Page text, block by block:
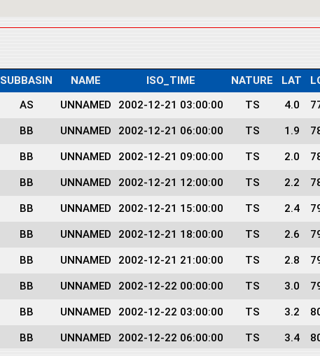
SUBBASIN NAME ISO_TIME NATURE LAT
AS UNNAMED 2002-12-21 03:00:00 TS 4.0
BB UNNAMED 2002-12-21 06:00:00 TS 1.9
BB UNNAMED 2002-12-21 09:00:00 TS 2.0
BB UNNAMED 2002-12-21 12:00:00 TS 2.2
BB UNNAMED 2002-12-21 15:00:00 TS 2.4
BB UNNAMED 2002-12-21 18:00:00 TS 2.6
BB UNNAMED 2002-12-21 21:00:00 TS 2.8
BB UNNAMED 2002-12-22 00:00:00 TS 3.0
BB UNNAMED 2002-12-22 03:00:00 TS 3.2
BB UNNAMED 2002-12-22 06:00:00 TS 3.4